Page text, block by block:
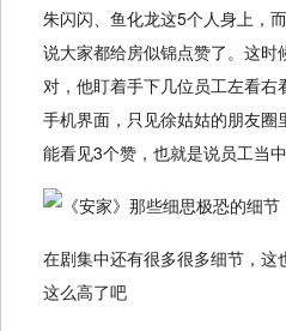
朱闪闪、鱼化龙这5个人身上，
说大家都给房似锦点赞了。这时
对，他盯着手下几位员工左看右
手机界面，只见徐姑姑的朋友圈
能看见3个赞，也就是说员工当
在剧集中还有很多很多细节，
这么高了吧